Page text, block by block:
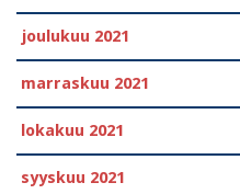
joulukuu 2021
marraskuu 2021
lokakuu 2021
syyskuu 2021